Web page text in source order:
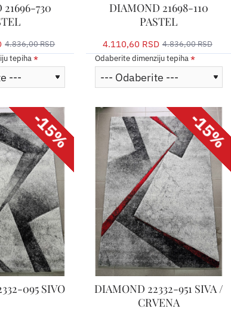
730
4.836,00 RSD
tepiha
DIAMOND 21698-110
PASTEL
4.110,60 RSD 4.836,00 RSD
Odaberite dimenziju tepiha
-15%
095 SIVO
-15%
DIAMOND 22332-951 SIVA /
CRVENA